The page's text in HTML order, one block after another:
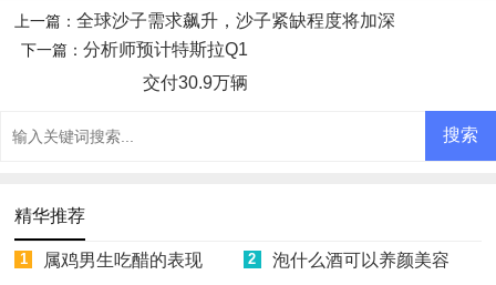
上一篇：全球沙子需求飙升，沙子紧缺程度将加深
下一篇： 分析师预计特斯拉Q1
交付30.9万辆
精华推荐
1 属鸡男生吃醋的表现 2 泡什么酒可以养颜美容